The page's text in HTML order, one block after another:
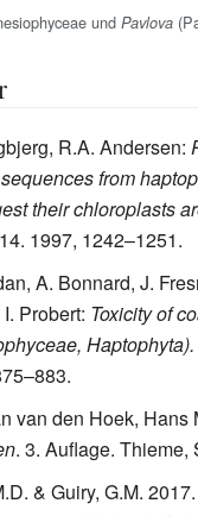
und Pavlova
R.A. Andersen:
from
their chloroplasts
14. 1997, 1242–1251.
A. Bonnard, J.
Probert: Toxicity of
Haptophyta).
van den Hoek, Hans
. 3. Auflage. Thieme,
& Guiry, G.M. 2017.